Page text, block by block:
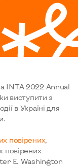
INTA 2022 Annual
виступити з
в Україні для
повірених,
повірених
E. Washington